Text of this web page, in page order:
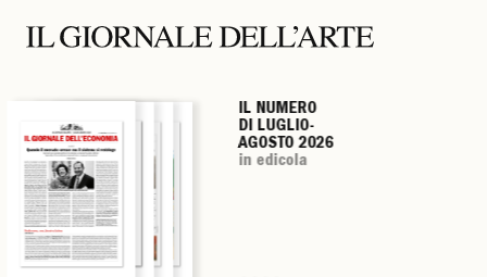
IL NUMERO
DI LUGLIO-
AGOSTO 2026
in edicola
IL NUMERO
DI LUGLIO-
AGOSTO 2026
in edicola
IL NUMERO
DI LUGLIO-
AGOSTO 2026
in edicola
IL NUMERO
DI LUGLIO-
AGOSTO 2026
in edicola